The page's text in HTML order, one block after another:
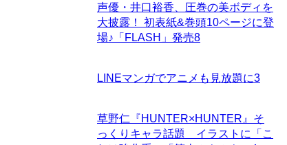
声優・井口裕香、圧巻の美ボディを
大披露！ 初表紙&巻頭10ページに登
場♪「FLASH」発売8
LINEマンガでアニメも見放題に3
草野仁『HUNTER×HUNTER』そ
っくりキャラ話題 イラストに「こ